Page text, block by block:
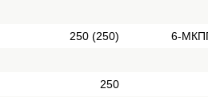
250 (250) 6-
250